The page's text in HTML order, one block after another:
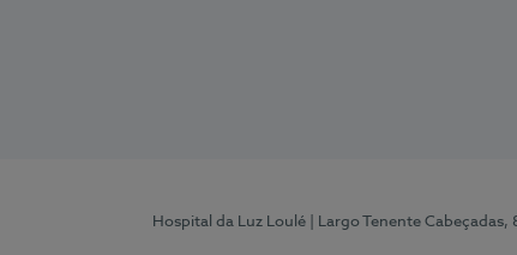
Hospital da Luz Loulé | Largo Tenente